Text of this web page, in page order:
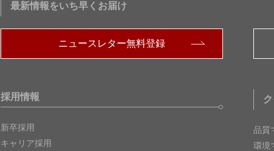
最新情報をいち早くお届け
ニュースレター無料登録
採用情報
新卒採用
キャリア採用
品質
環境